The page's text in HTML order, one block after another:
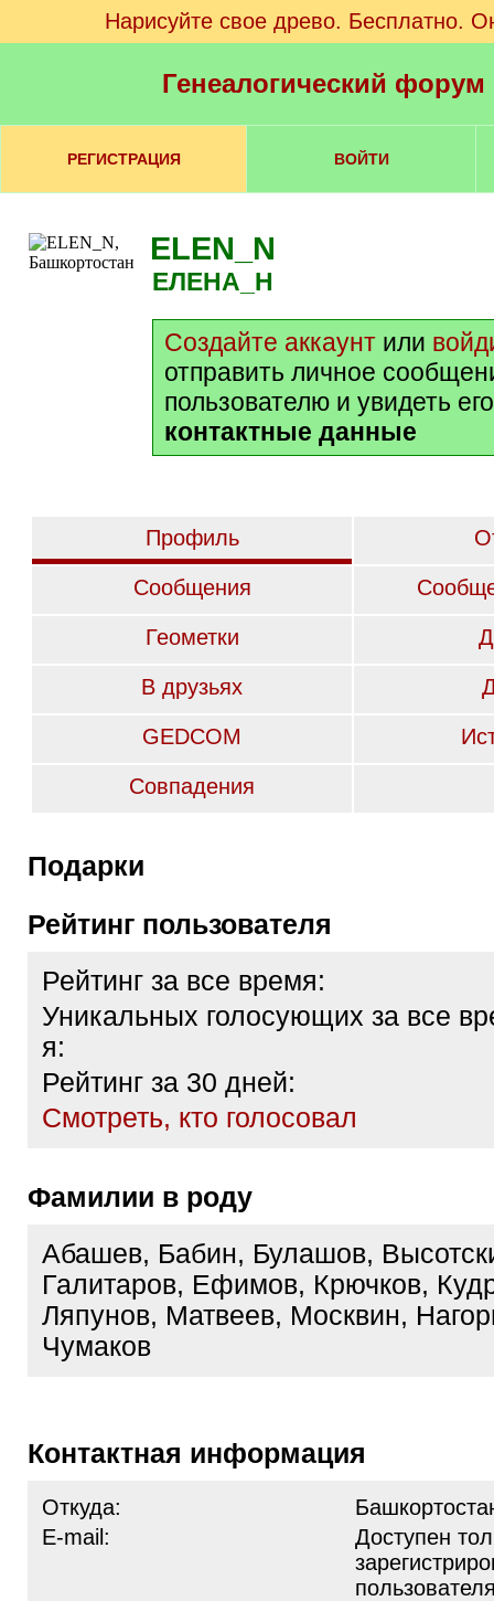
Нарисуйте свое древо. Бесплатно.
Генеалогический
РЕГИСТРАЦИЯ ВОЙТИ
ELEN_N
ЕЛЕНА_Н
Создайте аккаунт или
отправить личное
пользователю и увидеть
контактные данные
Профиль
Сообщения
Геометки
В друзьях
GEDCOM
Совпадения
Подарки
Рейтинг пользователя
Рейтинг за все время:
Уникальных голосующих за все
я:
Рейтинг за 30 дней:
Cмотреть, кто голосовал
Фамилии в роду
Абашев, Бабин, Булашов,
Галитаров, Ефимов, Крючков,
Ляпунов, Матвеев, Москвин,
Чумаков
Контактная информация
Откуда:
E-mail:
Доступен